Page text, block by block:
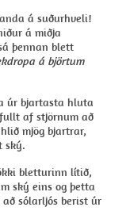
á suðurhveli!
á miðja
þennan blett
á björtum
úr bjartasta hluta
af stjörnum að
mjög bjartrar,
ský.
bletturinn lítið,
ský eins og þetta
sólarljós berist úr